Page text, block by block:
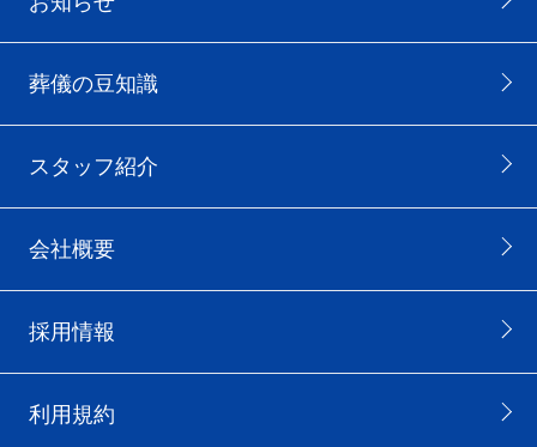
葬儀の豆知識
スタッフ紹介
会社概要
採用情報
利用規約